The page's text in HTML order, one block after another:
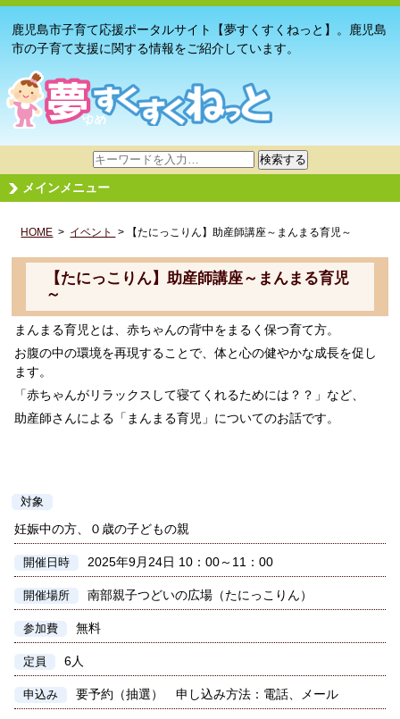
鹿児島市子育て応援ポータルサイト【夢すくすくねっと】。鹿児島
市の子育て支援に関する情報をご紹介しています。
サ
イ
ト
検
検索する
メインメニュー
HOME > イベント > 【たにっこりん】助産師講座～まんまる育児～
【たにっこりん】助産師講座～まんまる育児
～
まんまる育児とは、赤ちゃんの背中をまるく保つ育て方。
お腹の中の環境を再現することで、体と心の健やかな成長を促し
ます。
「赤ちゃんがリラックスして寝てくれるためには？？」など、
助産師さんによる「まんまる育児」についてのお話です。
対象
妊娠中の方、０歳の子どもの親
開催日時 2025年9月24日 10：00～11：00
開催場所 南部親子つどいの広場（たにっこりん）
参加費 無料
定員 6人
申込み 要予約（抽選） 申し込み方法：電話、メール